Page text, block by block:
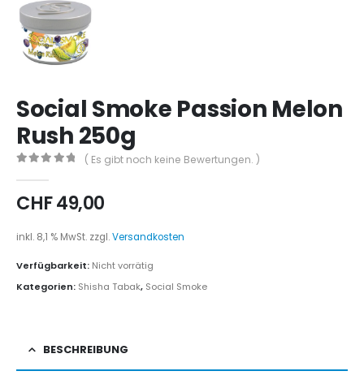
Social Smoke Passion Melon
Rush 250g
( Es gibt noch keine Bewertungen. )
CHF49,00
inkl. 8,1 % MwSt. zzgl.Versandkosten
Verfügbarkeit: Nicht vorrätig
Kategorien: Shisha Tabak, Social Smoke
BESCHREIBUNG